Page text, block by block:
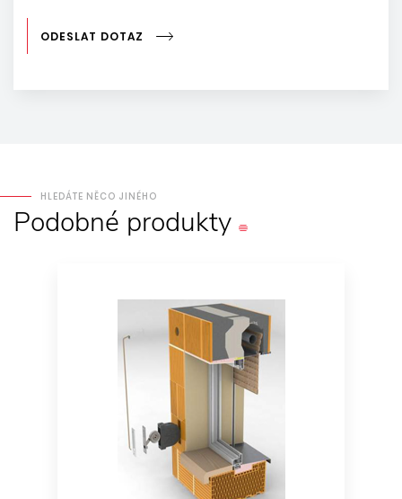
ODESLAT DOTAZ
HLEDÁTE NĚCO JINÉHO
Podobné produkty